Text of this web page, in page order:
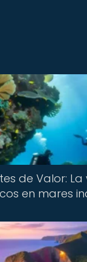
de Valor:
en mares